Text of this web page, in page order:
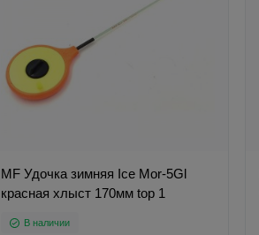
MF Удочка зимняя Ice Mor-5Gl
красная хлыст 170мм top 1
В наличии